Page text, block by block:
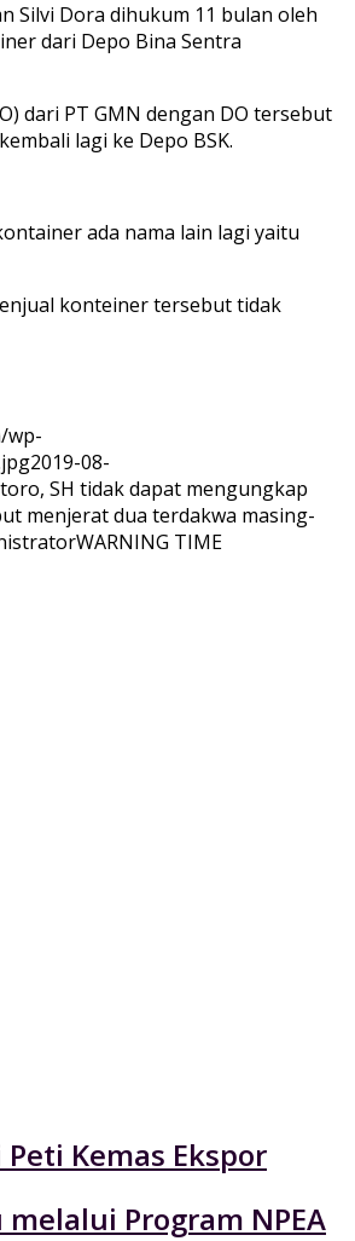
Silvi Dora dihukum 11 bulan oleh
dari Depo Bina Sentra
dari PT GMN dengan DO tersebut
lagi ke Depo BSK.
ada nama lain lagi yaitu
konteiner tersebut tidak
wp-
2019-08-
SH tidak dapat mengungkap
menjerat dua terdakwa masing-
WARNING TIME
Kemas Ekspor
Program NPEA